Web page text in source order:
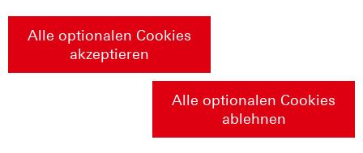
Alle optionalen Cookies
akzeptieren
Alle optionalen Cookies
ablehnen